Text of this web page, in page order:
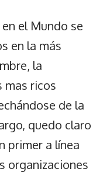
el Mundo se
en la más
la
mas ricos
de la
quedo claro
primer a línea
organizaciones